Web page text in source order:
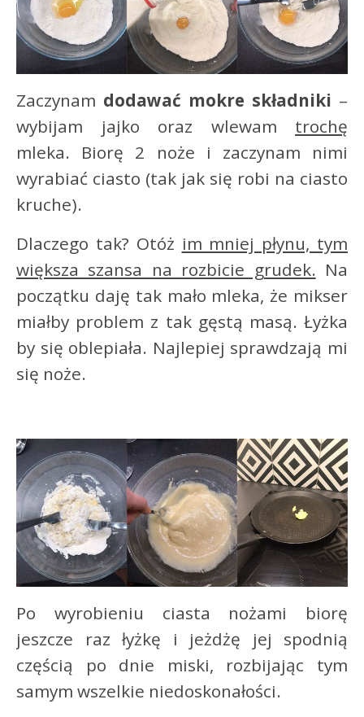
Zaczynam dodawać mokre składniki –
wybijam jajko oraz wlewam trochę
mleka. Biorę 2 noże i zaczynam nimi
wyrabiać ciasto (tak jak się robi na ciasto
kruche).
Dlaczego tak? Otóż im mniej płynu, tym
większa szansa na rozbicie grudek. Na
początku daję tak mało mleka, że mikser
miałby problem z tak gęstą masą. Łyżka
by się oblepiała. Najlepiej sprawdzają mi
się noże.
Po wyrobieniu ciasta nożami biorę
jeszcze raz łyżkę i jeżdżę jej spodnią
częścią po dnie miski, rozbijając tym
samym wszelkie niedoskonałości.